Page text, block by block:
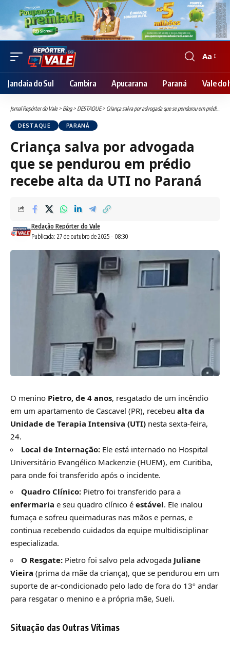
Font
Resizer
Aa
Jandaia do Sul Cambira Apucarana Paraná Vale do
Jornal Repórter do Vale> Blog> DESTAQUE> Criança salva por advogada que se pendurou em prédio recebe alta da UTI no Paraná
DESTAQUE PARANÁ
Criança salva por advogada
que se pendurou em prédio
recebe alta da UTI no Paraná
Publicada: 27 de outubro de 2025 - 08:30
Redação Repórter do Vale
O menino Pietro, de 4 anos, resgatado de um incêndio
em um apartamento de Cascavel (PR), recebeu alta da
Unidade de Terapia Intensiva (UTI) nesta sexta-feira,
24.
Local de Internação: Ele está internado no Hospital
Universitário Evangélico Mackenzie (HUEM), em Curitiba,
para onde foi transferido após o incidente.
Quadro Clínico: Pietro foi transferido para a
enfermaria e seu quadro clínico é estável. Ele inalou
fumaça e sofreu queimaduras nas mãos e pernas, e
continua recebendo cuidados da equipe multidisciplinar
especializada.
O Resgate: Pietro foi salvo pela advogada Juliane
Vieira (prima da mãe da criança), que se pendurou em um
suporte de ar-condicionado pelo lado de fora do 13º andar
para resgatar o menino e a própria mãe, Sueli.
Situação das Outras Vítimas